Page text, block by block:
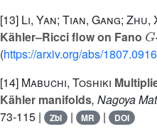
[13] Li, Yan; Tian, Gang; Zhu,
Kähler–Ricci flow on Fano
G
(https://arxiv.org/abs/
[14] Mabuchi, Toshiki
Kähler manifolds, Nagoya
73-115 |
Zbl | MR | DOI